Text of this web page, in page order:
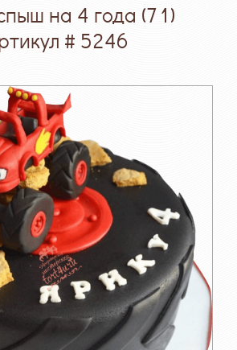
на 4 года (71)
# 5246